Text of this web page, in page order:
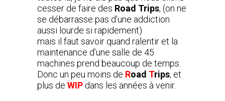
cesser de faire des Road Trips, (on ne
se débarrasse pas d’une addiction
aussi lourde si rapidement)
mais il faut savoir quand ralentir et la
maintenance d’une salle de 45
machines prend beaucoup de temps.
Donc un peu moins de Road Trips, et
plus de WIP dans les années à venir.